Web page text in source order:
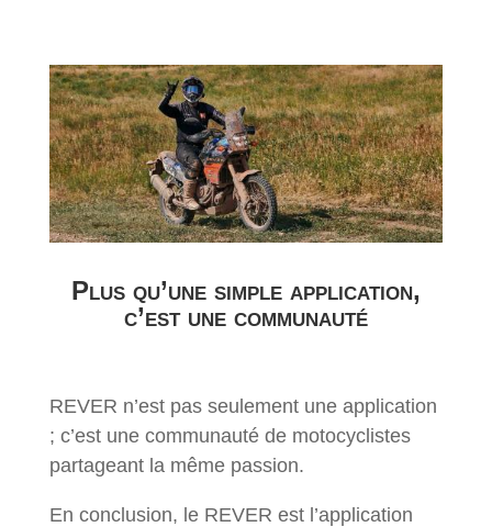
Plus qu’une simple application,
c’est une communauté
REVER n’est pas seulement une application
; c’est une communauté de motocyclistes
partageant la même passion.
En conclusion, le REVER est l’application